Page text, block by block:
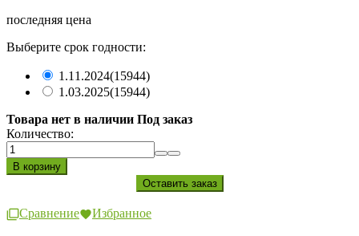
последняя цена
Выберите срок годности:
1.11.2024(15944)
1.03.2025(15944)
Товара нет в наличии Под заказ
Количество:
Сравнение Избранное